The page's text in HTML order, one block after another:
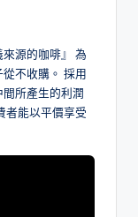
源的咖啡』 為
不收購。 採用
所產生的利潤
者能以平價享受